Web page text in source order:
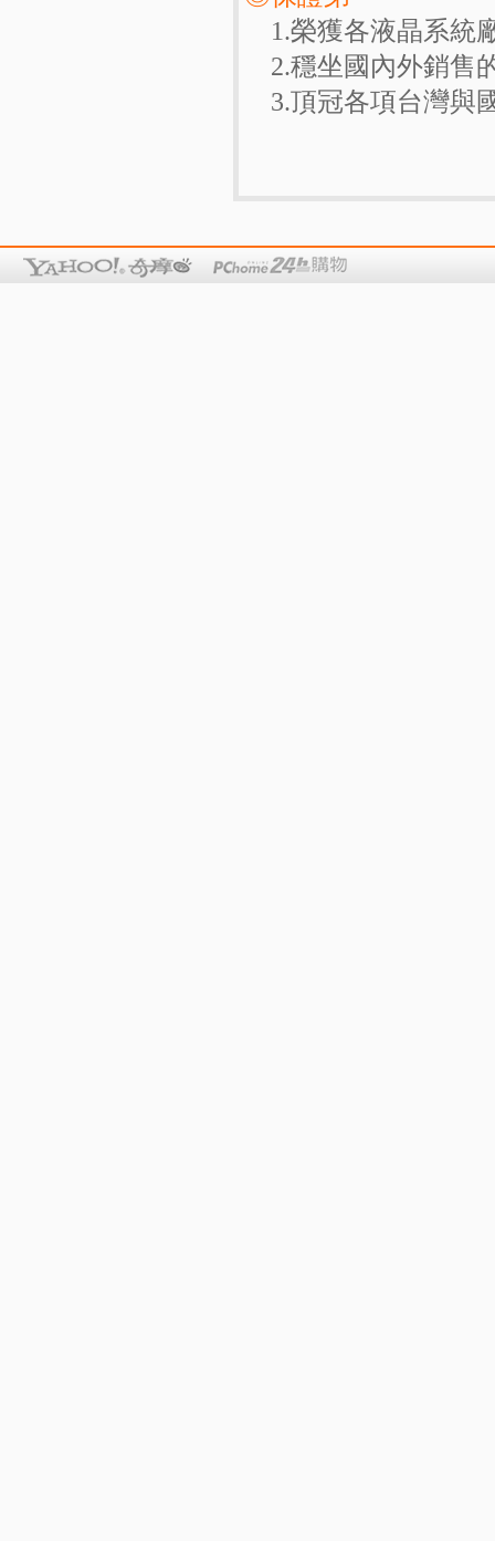
1.榮獲各液晶系統
2.穩坐國內外銷售
3.頂冠各項台灣與